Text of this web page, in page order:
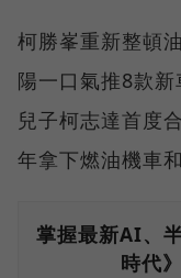
柯勝峯重新整頓
陽一口氣推8款
兒子柯志達首度
年拿下燃油機車
掌握最新AI、
時代